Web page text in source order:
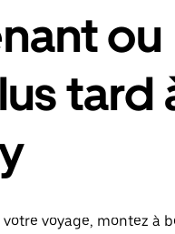
ou
tard
voyage, montez à